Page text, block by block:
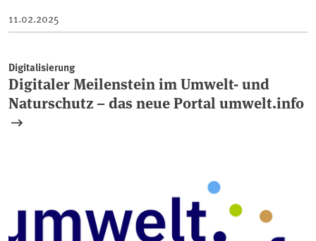
11.02.2025
Digitalisierung
Digitaler Meilenstein im Umwelt- und
Naturschutz – das neue Portal umwelt.info